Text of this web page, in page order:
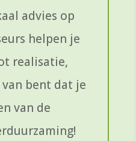
advies op
helpen je
realisatie,
bent dat je
van de